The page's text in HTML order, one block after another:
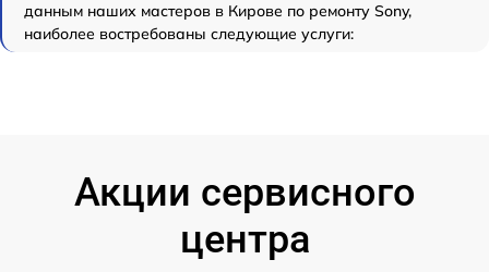
данным наших мастеров в Кирове по ремонту Sony,
наиболее востребованы следующие услуги:
Акции сервисного
центра